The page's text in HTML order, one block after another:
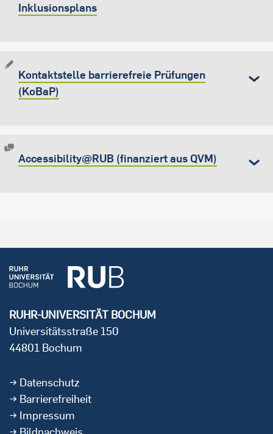
Inklusionsplans
Kontaktstelle barrierefreie Prüfungen
(KoBaP)
Accessibility@RUB (finanziert aus QVM)
RUHR-UNIVERSITÄT BOCHUM
Universitätsstraße 150
44801 Bochum
Datenschutz
Barrierefreiheit
Impressum